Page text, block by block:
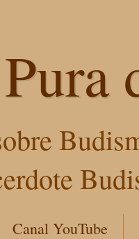
Canal YouTube